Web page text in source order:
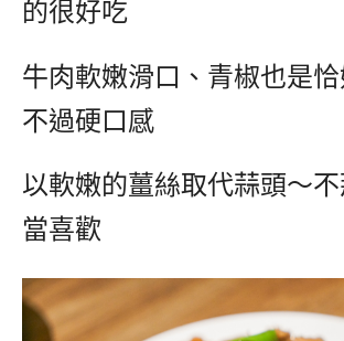
的很好吃
牛肉軟嫩滑口、青椒也是
不過硬口感
以軟嫩的薑絲取代蒜頭～
當喜歡